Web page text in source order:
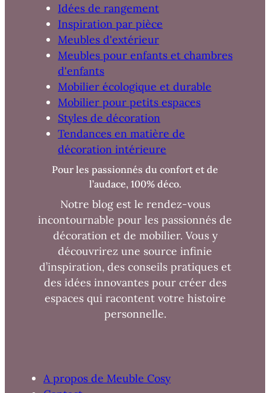
Idées de rangement
Inspiration par pièce
Meubles d'extérieur
Meubles pour enfants et chambres
d'enfants
Mobilier écologique et durable
Mobilier pour petits espaces
Styles de décoration
Tendances en matière de
décoration intérieure
Pour les passionnés du confort et de
l’audace, 100% déco.
Notre blog est le rendez-vous
incontournable pour les passionnés de
décoration et de mobilier. Vous y
découvrirez une source infinie
d’inspiration, des conseils pratiques et
des idées innovantes pour créer des
espaces qui racontent votre histoire
personnelle.
A propos de Meuble Cosy